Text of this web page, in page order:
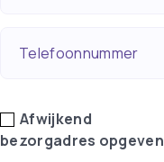
Telefoonnummer
Afwijkend
bezorgadres opgeven